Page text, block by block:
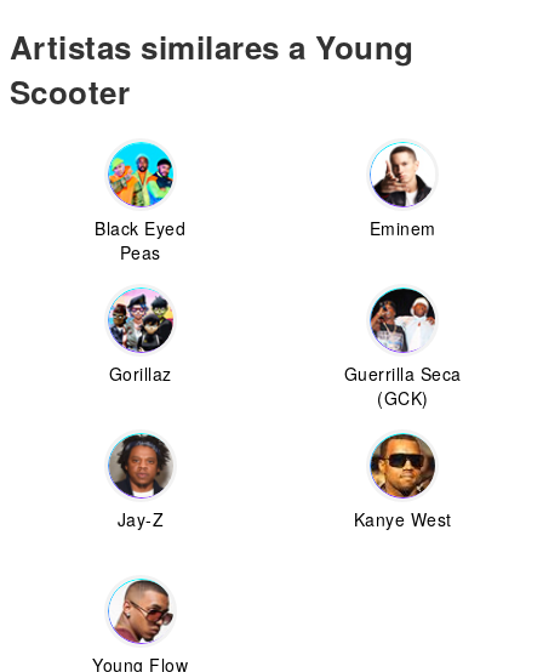
Artistas similares a Young
Scooter
Black Eyed
Peas
Eminem
Gorillaz
Guerrilla Seca
(GCK)
Jay-Z Kanye West
Young Flow